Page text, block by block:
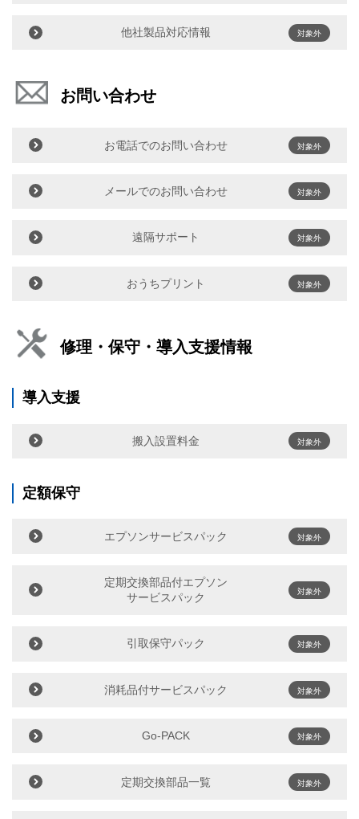
他社製品対応情報 対象外
お問い合わせ
お電話でのお問い合わせ 対象外
メールでのお問い合わせ 対象外
遠隔サポート 対象外
おうちプリント 対象外
修理・保守・導入支援情報
導入支援
搬入設置料金 対象外
定額保守
エプソンサービスパック 対象外
定期交換部品付エプソン
サービスパック
対象外
引取保守パック 対象外
消耗品付サービスパック 対象外
Go-PACK 対象外
定期交換部品一覧 対象外